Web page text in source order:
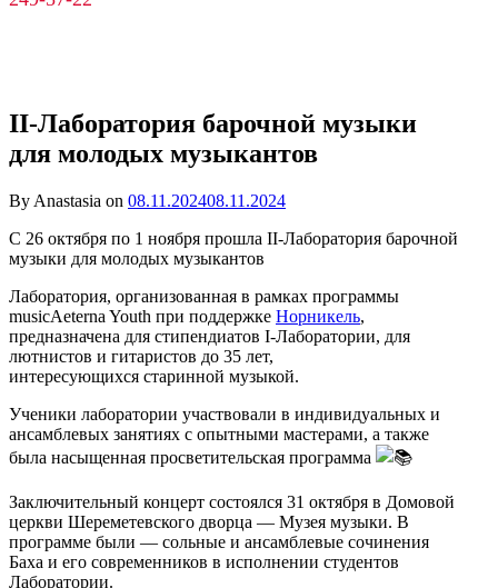
II-Лаборатория барочной музыки
для молодых музыкантов
By Anastasia on 08.11.202408.11.2024
С 26 октября по 1 ноября прошла II-Лаборатория барочной
музыки для молодых музыкантов
Лаборатория, организованная в рамках программы
musicAeterna Youth при поддержке Норникель,
предназначена для стипендиатов I-Лаборатории, для
лютнистов и гитаристов до 35 лет,
интересующихся старинной музыкой.
Ученики лаборатории участвовали в индивидуальных и
ансамблевых занятиях с опытными мастерами, а также
была насыщенная просветительская программа
Заключительный концерт состоялся 31 октября в Домовой
церкви Шереметевского дворца — Музея музыки. В
программе были — сольные и ансамблевые сочинения
Баха и его современников в исполнении студентов
Лаборатории.